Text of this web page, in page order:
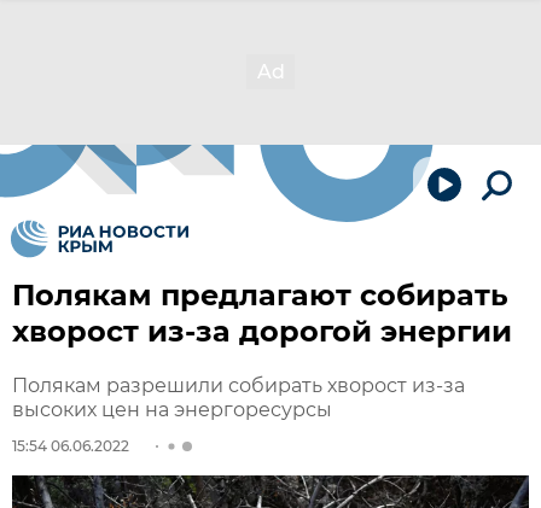
Полякам предлагают собирать
хворост из-за дорогой энергии
Полякам разрешили собирать хворост из-за
высоких цен на энергоресурсы
15:54 06.06.2022